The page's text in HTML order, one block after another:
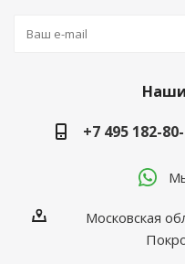
+7 495 182-
Московская